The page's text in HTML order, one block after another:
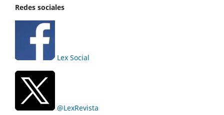
Redes sociales
Lex Social
@LexRevista